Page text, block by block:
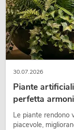
No. 20000456Articolo
30.07.2026
Piante
perfetta
Le piante rendono
piacevole,